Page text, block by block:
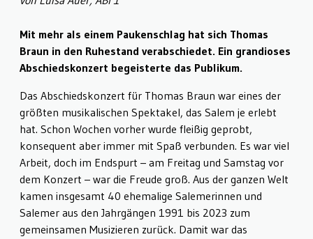
Mit mehr als einem Paukenschlag hat sich Thomas
Braun in den Ruhestand verabschiedet. Ein grandioses
Abschiedskonzert begeisterte das Publikum.
Das Abschiedskonzert für Thomas Braun war eines der
größten musikalischen Spektakel, das Salem je erlebt
hat. Schon Wochen vorher wurde fleißig geprobt,
konsequent aber immer mit Spaß verbunden. Es war viel
Arbeit, doch im Endspurt – am Freitag und Samstag vor
dem Konzert – war die Freude groß. Aus der ganzen Welt
kamen insgesamt 40 ehemalige Salemerinnen und
Salemer aus den Jahrgängen 1991 bis 2023 zum
gemeinsamen Musizieren zurück. Damit war das